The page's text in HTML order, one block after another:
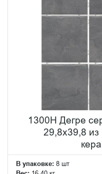
1300H Дегре
29,8х39,8 из
В упаковке: 8 шт